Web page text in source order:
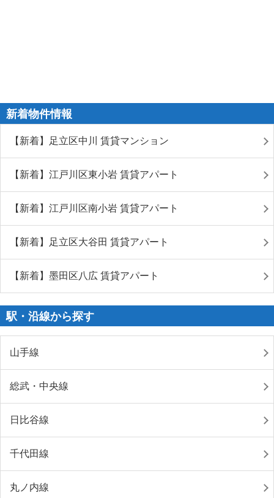
新着物件情報
【新着】足立区中川 賃貸マンション
【新着】江戸川区東小岩 賃貸アパート
【新着】江戸川区南小岩 賃貸アパート
【新着】足立区大谷田 賃貸アパート
【新着】墨田区八広 賃貸アパート
駅・沿線から探す
山手線
総武・中央線
日比谷線
千代田線
丸ノ内線